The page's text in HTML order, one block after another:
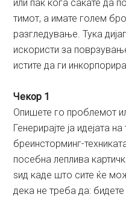
или пак кога сакате да
тимот, а имате голем
разгледување. Тука
искористи за
истите да ги
Чекор 1
Опишете го проблемот
Генерирајте ја идејата
бреинсторминг-
посебна леплива
ѕид каде што сите ќе
дека не треба да: